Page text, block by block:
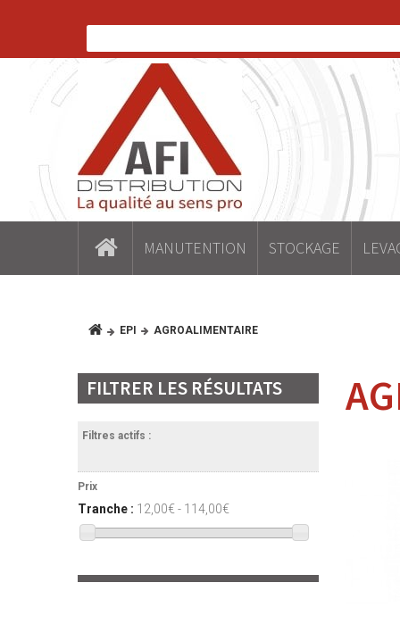
MANUTENTION STOCKAGE
EPI AGROALIMENTAIRE
FILTRER LES RÉSULTATS
Filtres actifs :
Prix
Tranche : 12,00€ - 114,00€